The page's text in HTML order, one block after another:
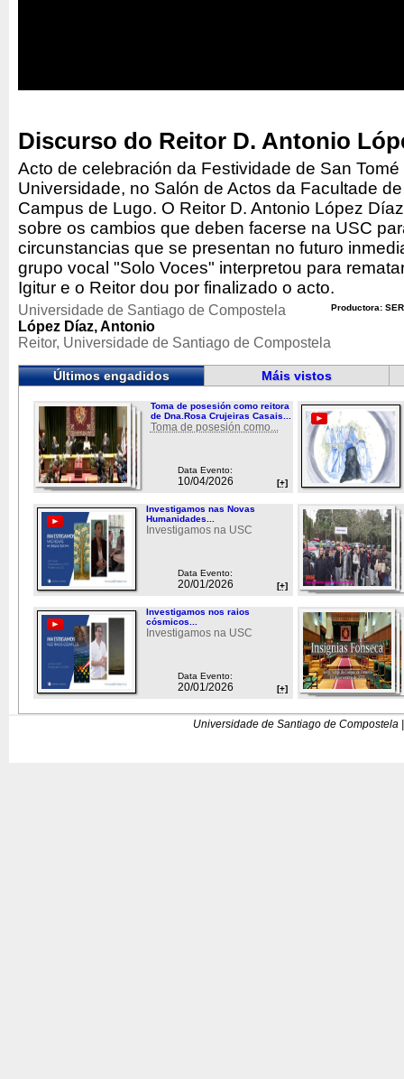
Discurso do Reitor D. Antonio
Acto de celebración da Festividade de San
Universidade, no Salón de Actos da Facultade
Campus de Lugo. O Reitor D. Antonio López
sobre os cambios que deben facerse na USC
circunstancias que se presentan no futuro
grupo vocal "Solo Voces" interpretou para
Igitur e o Reitor dou por finalizado o acto.
Productora:
Universidade de Santiago de Compostela
López Díaz, Antonio
Reitor, Universidade de Santiago de Compostela
Últimos engadidos Máis vistos
Toma de posesión como reitora
de Dna.Rosa Crujeiras Casais...
Toma de posesión como...
Data Evento:
10/04/2026 [+]
Investigamos nas Novas
Humanidades...
Investigamos na USC
Data Evento:
20/01/2026 [+]
Investigamos nos raios
cósmicos...
Investigamos na USC
Data Evento:
20/01/2026 [+]
Universidade de Santiago de